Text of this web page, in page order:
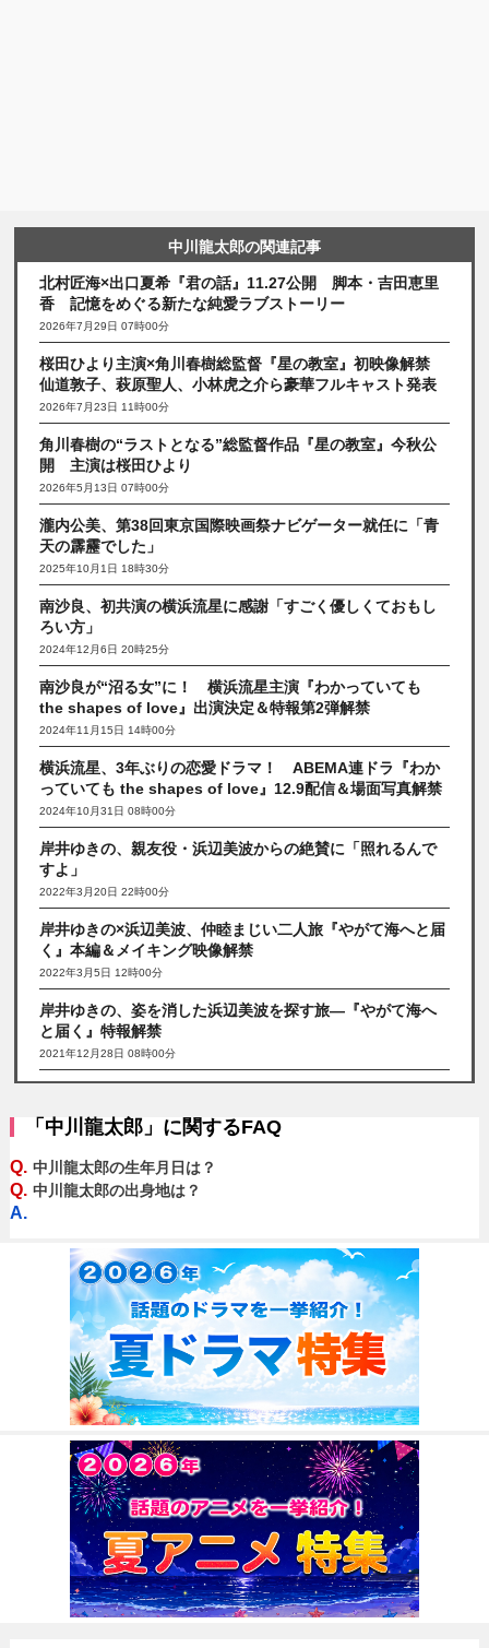
中川龍太郎の関連記事
北村匠海×出口夏希『君の話』11.27公開 脚本・吉田恵里
香 記憶をめぐる新たな純愛ラブストーリー
2026年7月29日 07時00分
桜田ひより主演×角川春樹総監督『星の教室』初映像解禁
仙道敦子、萩原聖人、小林虎之介ら豪華フルキャスト発表
2026年7月23日 11時00分
角川春樹の“ラストとなる”総監督作品『星の教室』今秋公
開 主演は桜田ひより
2026年5月13日 07時00分
瀧内公美、第38回東京国際映画祭ナビゲーター就任に「青
天の霹靂でした」
2025年10月1日 18時30分
南沙良、初共演の横浜流星に感謝「すごく優しくておもし
ろい方」
2024年12月6日 20時25分
南沙良が“沼る女”に！ 横浜流星主演『わかっていても
the shapes of love』出演決定＆特報第2弾解禁
2024年11月15日 14時00分
横浜流星、3年ぶりの恋愛ドラマ！ ABEMA連ドラ『わか
っていても the shapes of love』12.9配信＆場面写真解禁
2024年10月31日 08時00分
岸井ゆきの、親友役・浜辺美波からの絶賛に「照れるんで
すよ」
2022年3月20日 22時00分
岸井ゆきの×浜辺美波、仲睦まじい二人旅『やがて海へと届
く』本編＆メイキング映像解禁
2022年3月5日 12時00分
岸井ゆきの、姿を消した浜辺美波を探す旅―『やがて海へ
と届く』特報解禁
2021年12月28日 08時00分
「中川龍太郎」に関するFAQ
Q. 中川龍太郎の生年月日は？
Q. 中川龍太郎の出身地は？
A.